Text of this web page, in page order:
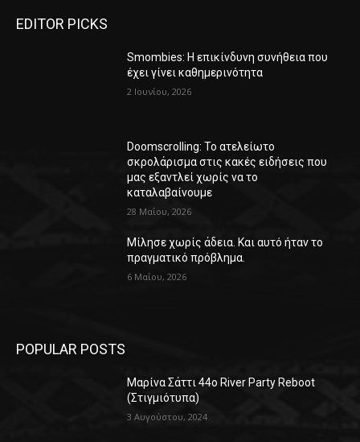
EDITOR PICKS
Smombies: Η επικίνδυνη συνήθεια που
έχει γίνει καθημερινότητα
2 Ιουνίου, 2026
Doomscrolling: Το ατελείωτο
σκρολάρισμα στις κακές ειδήσεις που
μας εξαντλεί χωρίς να το
καταλαβαίνουμε
28 Μαΐου, 2026
Μίλησε χωρίς άδεια. Και αυτό ήταν το
πραγματικό πρόβλημα.
6 Μαΐου, 2026
POPULAR POSTS
Μαρίνα Σάττι 44o River Party Reboot
(Στιγμιότυπα)
3 Αυγούστου, 2024